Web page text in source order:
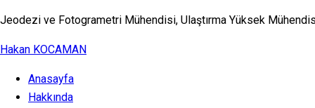
Jeodezi ve Fotogrametri Mühendisi, Ulaştırma Yüksek
Hakan KOCAMAN
Anasayfa
Hakkında